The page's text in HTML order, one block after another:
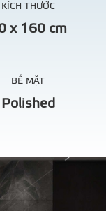
KÍCH THƯỚC
x 160 cm
BỀ MẶT
Polished